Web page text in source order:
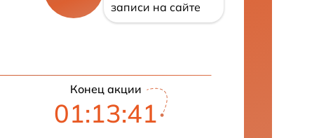
записи на сайте
Конец акции
01:13:40